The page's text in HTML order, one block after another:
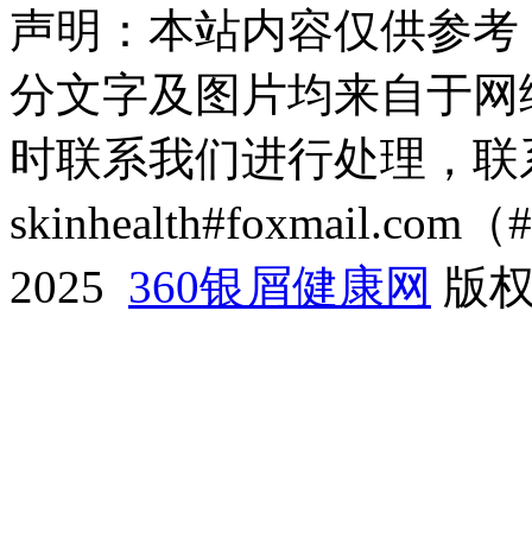
声明：本站内容仅供参
分文字及图片均来自于
时联系我们进行处理，
skinhealth#foxmail.com（
2025 360银屑健康网 版